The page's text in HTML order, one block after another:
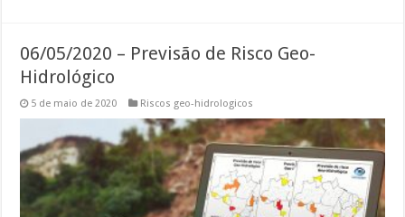
06/05/2020 – Previsão de Risco Geo-
Hidrológico
5 de maio de 2020 Riscos geo-hidrologicos